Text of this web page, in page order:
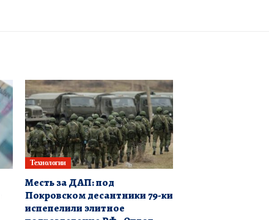
Технологии
Месть за ДАП: под
Покровском десантники 79-ки
испепелили элитное